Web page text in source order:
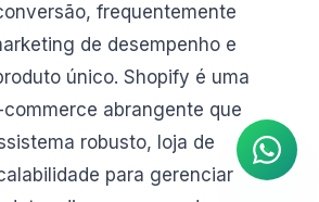
frequentemente
de desempenho e
único. Shopify é uma
abrangente que
robusto, loja de
para gerenciar
Agente de IA
Respostas instantâneas no